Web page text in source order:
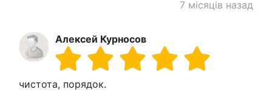
7 місяців назад
Алексей Курносов
чистота, порядок.